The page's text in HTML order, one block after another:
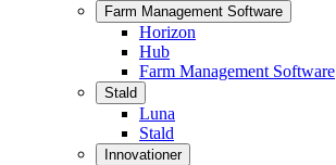
Farm Management Software
Horizon
Hub
Farm Management Software
Stald
Luna
Stald
Innovationer